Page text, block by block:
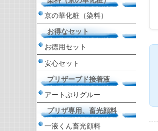
京の華化粧（染料）
お得なセット
お徳用セット
安心セット
プリザーブド接着液
アートぷりグルー
プリザ専用、畜光顔料
一液くん畜光顔料